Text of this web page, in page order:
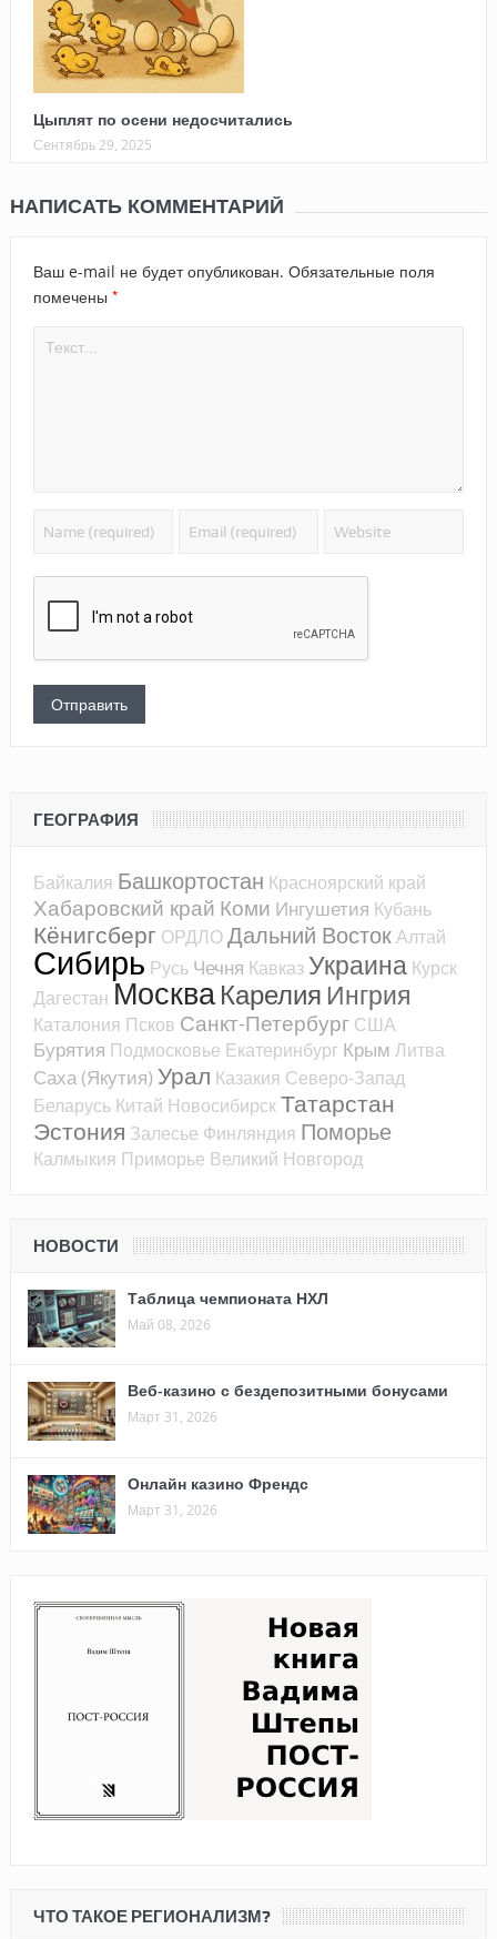
Цыплят по осени недосчитались
Сентябрь 29, 2025
НАПИСАТЬ КОММЕНТАРИЙ
Ваш e-mail не будет опубликован. Обязательные поля
помечены *
ГЕОГРАФИЯ
Байкалия Башкортостан Красноярский край
Хабаровский край Коми Ингушетия Кубань
Кёнигсберг ОРДЛОДальний ВостокАлтай
Сибирь Русь Чечня Кавказ Украина Курск
Дагестан МоскваКарелия Ингрия
Каталония Псков Санкт-Петербург США
Бурятия Подмосковье Екатеринбург Крым Литва
Саха (Якутия) Урал Казакия Северо-Запад
Беларусь Китай НовосибирскТатарстан
Эстония Залесье Финляндия Поморье
Калмыкия Приморье Великий Новгород
НОВОСТИ
Таблица чемпионата НХЛ
Май 08, 2026
Веб-казино с бездепозитными бонусами
Март 31, 2026
Онлайн казино Френдс
Март 31, 2026
ЧТО ТАКОЕ РЕГИОНАЛИЗМ?